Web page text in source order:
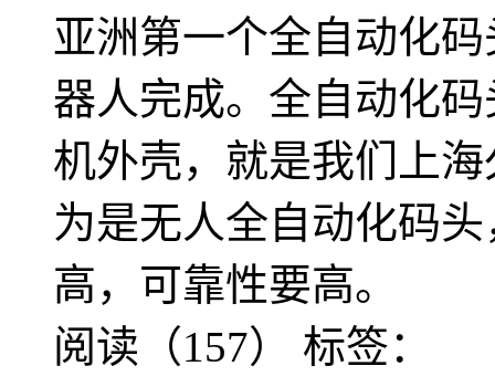
亚洲第一个全自动化
器人完成。全自动化
机外壳，就是我们上
为是无人全自动化码
高，可靠性要高。
阅读（157） 标签：